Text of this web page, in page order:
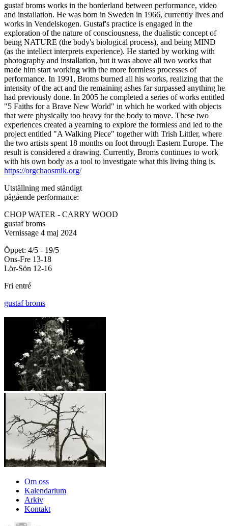
gustaf broms works in the borderland between performance, video
and installation. He was born in Sweden in 1966, currently lives and
works in Vendelskogen. Gustaf's practice is engaged in the
exploration of the nature of consciousness, the dualistic concept of
being NATURE (the body's biological process), and being MIND
(as the intellect interprets experience). He started by working with
photography and installation, but it was above all two works that
made him start working with the more formless processes of
performance. In 1991, Broms burned all his works, realizing that the
intensity of the act and the remaining ashes far surpassed anything he
had previously done. In 2005 he completed a series of works entitled
"5 Faiths for a Brave New World" in which he worked with objects
that were physically too heavy for the body to move. These two
experiences created a yearning to explore the formless and led to the
project entitled "A Walking Piece" together with Trish Littler, where
the two artists spent 18 months on foot through Eastern Europe. The
result is considered a drawing. Currently, Broms continues to work
with his own body as a tool to investigate what this living thing is.
https://orgchaosmik.org/
Utställning med ständigt
pågående performance:
CHOP WATER - CARRY WOOD
gustaf broms
Vernissage 4 maj 2024
Öppet: 4/5 - 19/5
Ons-Fre 13-18
Lör-Sön 12-16
Fri entré
gustaf broms
Main menu
Om oss
Kalendarium
Arkiv
Kontakt